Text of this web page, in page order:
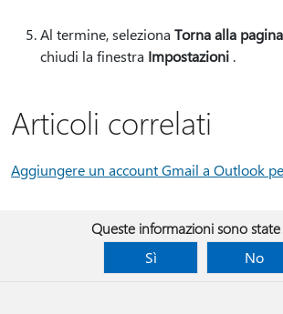
Al termine, seleziona Torna alla
chiudi la finestra Impostazioni .
Articoli correlati
Aggiungere un account Gmail a Outlook
Queste informazioni sono state
Sì
No